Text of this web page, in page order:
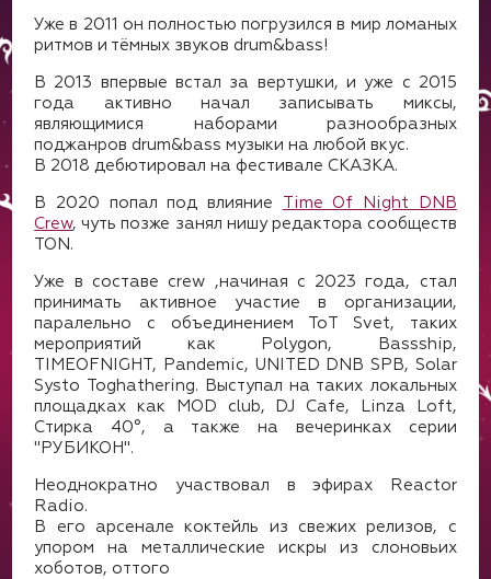
Уже в 2011 он полностью погрузился в мир ломаных
ритмов и тёмных звуков drum&bass!
В 2013 впервые встал за вертушки, и уже с 2015
года активно начал записывать миксы,
являющимися наборами разнообразных
поджанров drum&bass музыки на любой вкус.
В 2018 дебютировал на фестивале СКАЗКА.
В 2020 попал под влияние
Time Of Night DNB
Crew, чуть позже занял нишу редактора сообществ
TON.
Уже в составе crew ,начиная с 2023 года, стал
принимать активное участие в организации,
паралельно с объединением ToT Svet, таких
мероприятий как Polygon, Bassship,
TIMEOFNIGHT, Pandemic, UNITED DNB SPB, Solar
Systo Toghathering. Выступал на таких локальных
площадках как MOD club, DJ Cafe, Linza Loft,
Стирка 40°, а также на вечеринках серии
"РУБИКОН".
Неоднократно участвовал в эфирах Reactor
Radio.
В его арсенале коктейль из свежих релизов, с
упором на металлические искры из слоновьих
хоботов, оттого